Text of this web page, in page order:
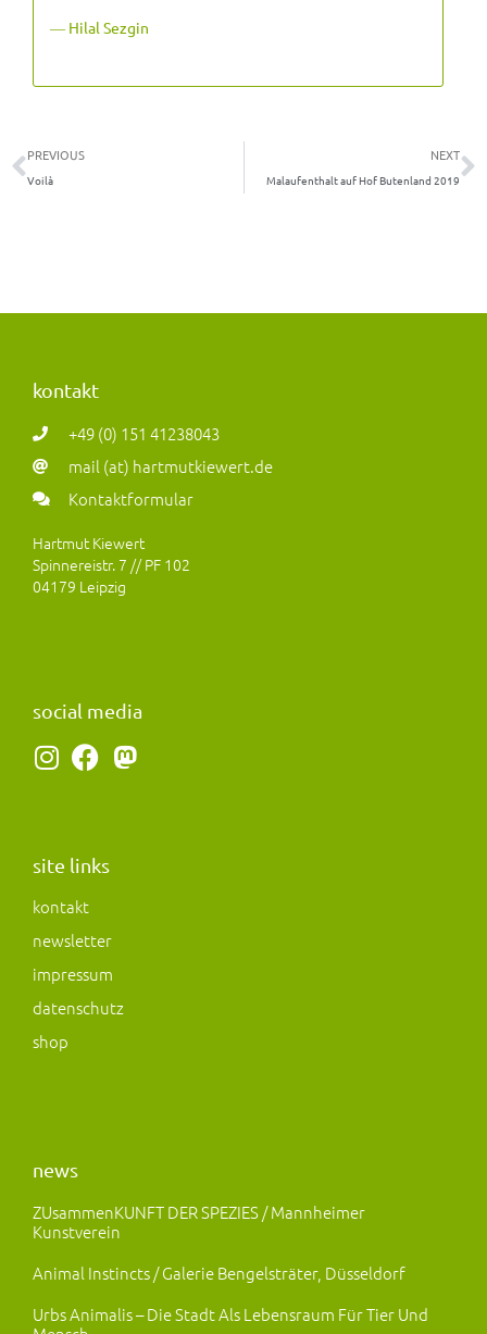
― Hilal Sezgin
Zurück
PREVIOUS
Voilà
NEXT
Malaufenthalt auf Hof Butenland 2019
kontakt
+49 (0) 151 41238043
mail (at) hartmutkiewert.de
Kontaktformular
Hartmut Kiewert
Spinnereistr. 7 // PF 102
04179 Leipzig
social media
I
a
r
a
m
F
b
o
k
M
site links
kontakt
newsletter
impressum
datenschutz
shop
news
ZUsammenKUNFT DER SPEZIES / Mannheimer
Kunstverein
Animal Instincts / Galerie Bengelsträter, Düsseldorf
Urbs Animalis – Die Stadt Als Lebensraum Für Tier Und